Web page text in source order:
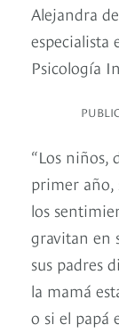
Alejandra
especialista
Psicología
“Los niños,
primer año,
los
gravitan en
sus padres
la mamá
o si el papá